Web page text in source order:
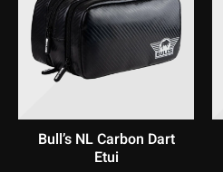
Bull’s NL Carbon Dart
Etui